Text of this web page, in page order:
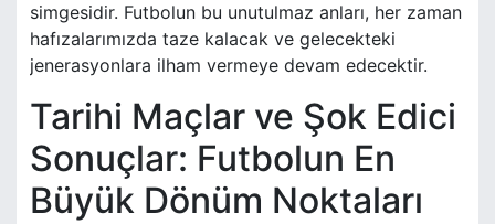
simgesidir. Futbolun bu unutulmaz anları, her zaman
hafızalarımızda taze kalacak ve gelecekteki
jenerasyonlara ilham vermeye devam edecektir.
Tarihi Maçlar ve Şok Edici
Sonuçlar: Futbolun En
Büyük Dönüm Noktaları